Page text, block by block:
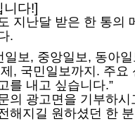
니다!]
지난달 받은 한 통의
.
일보, 중앙일보, 동아
, 국민일보까지. 주요
를 내고 싶습니다.”
의 광고면을 기부하시
해지길 원하셨던 한